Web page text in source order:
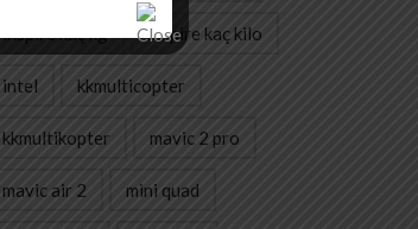
inspire kaç kg inspire kaç kilo
intel kkmulticopter
kkmultikopter mavic 2 pro
mavic air 2 mini quad